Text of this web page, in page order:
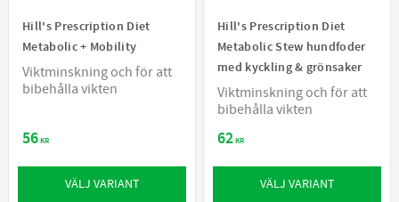
Hill's Prescription Diet
Metabolic + Mobility
Viktminskning och för att
bibehålla vikten
56KR
VÄLJ VARIANT
Hill's Prescription Diet
Metabolic Stew hundfoder
med kyckling & grönsaker
Viktminskning och för att
bibehålla vikten
62KR
VÄLJ VARIANT